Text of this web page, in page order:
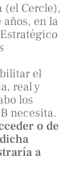
(el Cercle),
en la
el
real y
los
necesita.
o de
a